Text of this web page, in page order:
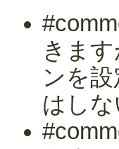
きま
ンを
はしな